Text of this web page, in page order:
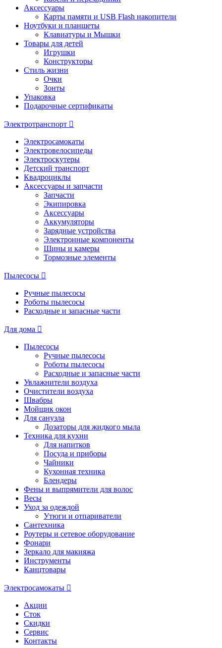
Аксессуары
Карты памяти и USB Flash накопители
Ноутбуки и планшеты
Клавиатуры и Мышки
Товары для детей
Игрушки
Конструкторы
Стиль жизни
Очки
Зонты
Упаковка
Подарочные сертификаты
Электротранспорт
Электросамокаты
Электровелосипеды
Электроскутеры
Детский транспорт
Квадроциклы
Аксессуары и запчасти
Запчасти
Экипировка
Аксессуары
Аккумуляторы
Зарядные устройства
Электронные компоненты
Шины и камеры
Тормозные элементы
Пылесосы
Ручные пылесосы
Роботы пылесосы
Расходные и запасные части
Для дома
Пылесосы
Ручные пылесосы
Роботы пылесосы
Расходные и запасные части
Увлажнители воздуха
Очистители воздуха
Швабры
Мойщик окон
Для санузла
Дозаторы для жидкого мыла
Техника для кухни
Для напитков
Посуда и приборы
Чайники
Кухонная техника
Блендеры
Фены и выпрямители для волос
Весы
Уход за одеждой
Утюги и отпариватели
Сантехника
Роутеры и сетевое оборудование
Фонари
Зеркало для макияжа
Инструменты
Канцтовары
Электросамокаты
Акции
Сток
Скидки
Сервис
Контакты